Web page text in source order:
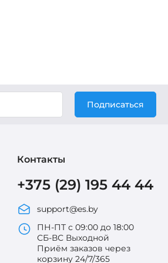
Подписаться
Контакты
+375 (29) 195 44 44
support@es.by
ПН-ПТ с 09:00 до 18:00
СБ-ВС Выходной
Приём заказов через
корзину 24/7/365